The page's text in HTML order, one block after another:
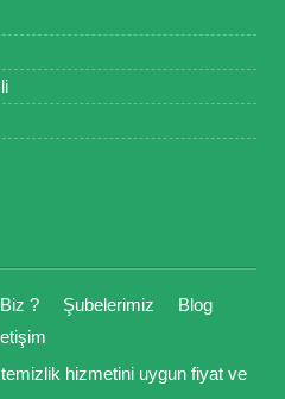
? Şubelerimiz
Blog
hizmetini uygun fiyat ve